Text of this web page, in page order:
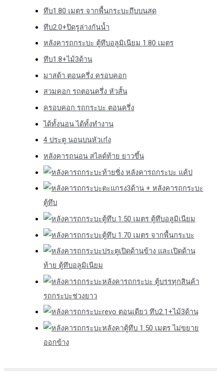
ทึบ1.80 เมตร จากพื้นกระบะถึบบนสุด
ทึบ2.0+ปิดรูล่างกันน้ำ
หลังคารถกระบะ ตู้ทึบอลูมิเนียม 1.80 เมตร
ทึบ1.8+ไม้3ด้าน
มาสด้า ตอนครึ่ง ครอบคอก
สวมคอก รถตอนครึ่ง หัวสั้น
ครอบคอก รถกระบะ ตอนครึ่ง
ได้ทั้งนอน ได้ทั้งทำงาน
4 ประตู นอนบนหัวเก๋ง
หลังคารถนอน สไลด์ท้าย ยาวขึ้น
ท้ายซิ่ง หลังคารถกระบะ แค้ป
ตะแกรง3ด้าน + หลังคารถกระบะ
ตู้ทึบ
ตู้ทึบ 1.50 เมตร ตู้ทึบอลูมิเนียม
ตู้ทึบ 1.70 เมตร จากพื้นกระบะ
ประตูเปิดด้านข้าง และเปิดด้าน
ท้าย ตู้ทึบอลูมิเนียม
หลังคารถกระบะ ตู้บรรทุกสินค้า
รถกระบะช่วงยาว
revo ตอนเดียว ทึบ2.1+ไม้3ด้าน
หลังคาตู้ทึบ 1.50 เมตร ไม่ขยาย
ออกข้าง